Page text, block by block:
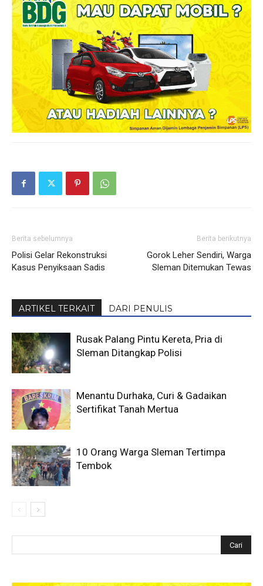
Berita sebelumnya
Polisi Gelar Rekonstruksi
Kasus Penyiksaan Sadis
Berita berikutnya
Gorok Leher Sendiri, Warga
Sleman Ditemukan Tewas
ARTIKEL TERKAIT DARI PENULIS
Rusak Palang Pintu Kereta, Pria di
Sleman Ditangkap Polisi
Menantu Durhaka, Curi & Gadaikan
Sertifikat Tanah Mertua
10 Orang Warga Sleman Tertimpa
Tembok